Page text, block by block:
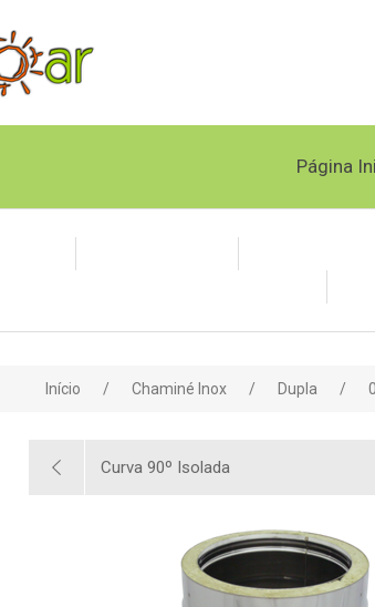
Página
Início / Chaminé Inox / Dupla /
Curva 90º Isolada